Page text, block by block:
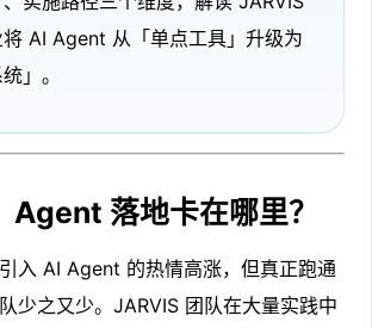
AI Agent 从「单点工具」升级为
」。
Agent 落地卡在哪里？
入 AI Agent 的热情高涨，但真正跑通
少之又少。JARVIS 团队在大量实践中